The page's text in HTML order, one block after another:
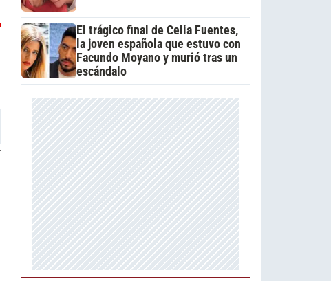
El trágico final de Celia Fuentes,
la joven española que estuvo con
Facundo Moyano y murió tras un
escándalo